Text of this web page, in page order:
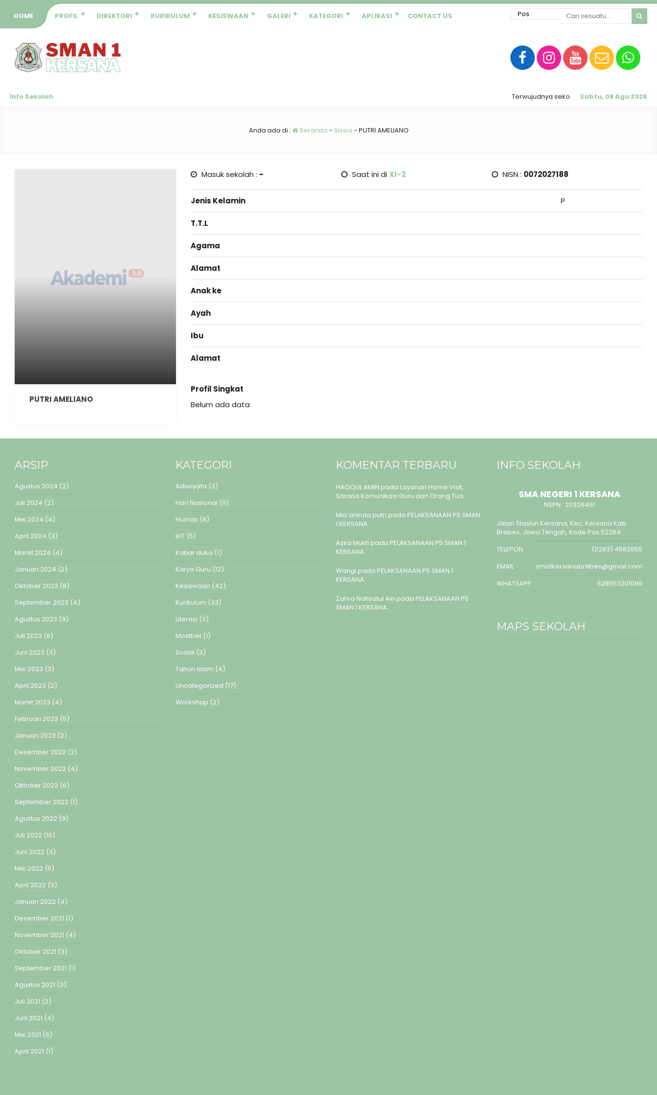
HOME PROFIL DIREKTORI KURIKULUM KESISWAAN GALERI KATEGORI APLIKASI CONTACT US
Info Sekolah Sabtu, 08 Agu 2026
Terwujudnya sekolah RATU (Religius, Akhlak
Anda ada di : Beranda - Siswa - PUTRI AMELIANO
PUTRI AMELIANO
Masuk sekolah : - Saat ini diXI-2 NISN : 0072027188
Jenis Kelamin P
T.T.L
Agama
Alamat
Anak ke
Ayah
Ibu
Alamat
Profil Singkat
Belum ada data
ARSIP
Agustus 2024 (2)
Juli 2024 (2)
Mei 2024 (4)
April 2024 (3)
Maret 2024 (4)
Januari 2024 (2)
Oktober 2023 (8)
September 2023 (4)
Agustus 2023 (9)
Juli 2023 (6)
Juni 2023 (3)
Mei 2023 (3)
April 2023 (2)
Maret 2023 (4)
Februari 2023 (5)
Januari 2023 (2)
Desember 2022 (2)
November 2022 (4)
Oktober 2022 (6)
September 2022 (1)
Agustus 2022 (9)
Juli 2022 (10)
Juni 2022 (3)
Mei 2022 (5)
April 2022 (3)
Januari 2022 (4)
Desember 2021 (1)
November 2021 (4)
Oktober 2021 (3)
September 2021 (1)
Agustus 2021 (3)
Juli 2021 (2)
Juni 2021 (4)
Mei 2021 (6)
April 2021 (1)
KATEGORI
Adiwiyata (3)
Hari Nasional (11)
Humas (8)
IHT(5)
Kabar duka (1)
Karya Guru (12)
Kesiswaan (42)
Kurikulum (33)
Literasi (3)
Mostbet(1)
Sosial (3)
Tahun Islam (4)
Uncategorized (17)
Workshop (2)
KOMENTAR TERBARU
HAQQUL AMIN pada Layanan Home Visit,
Sarana Komunikasi Guru dan Orang Tua
Mia aninda putri pada PELAKSANAAN P5 SMAN
1 KERSANA
Azka Mukti pada PELAKSANAAN P5 SMAN 1
KERSANA
Wangi pada PELAKSANAAN P5 SMAN 1
KERSANA
Zahra Nafisatul Ain pada PELAKSANAAN P5
SMAN 1 KERSANA
INFO SEKOLAH
SMA NEGERI 1 KERSANA
NSPN : 20326461
Jalan Stasiun Kersana, Kec. Kersana Kab.
Brebes, Jawa Tengah, Kode Pos 52264
TELEPON
(0283) 4582655
EMAIL
sma1kersanabrebes@gmail.com
WHATSAPP
628553201099
MAPS SEKOLAH